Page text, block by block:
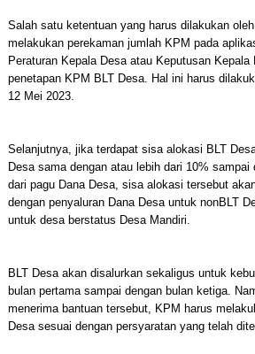
Salah satu ketentuan yang harus dilakukan
melakukan perekaman jumlah KPM pada
Peraturan Kepala Desa atau Keputusan Kepala
penetapan KPM BLT Desa. Hal ini harus
12 Mei 2023.
Selanjutnya, jika terdapat sisa alokasi BLT
Desa sama dengan atau lebih dari 10% sampai
dari pagu Dana Desa, sisa alokasi tersebut
dengan penyaluran Dana Desa untuk nonBLT
untuk desa berstatus Desa Mandiri.
BLT Desa akan disalurkan sekaligus untuk
bulan pertama sampai dengan bulan ketiga.
menerima bantuan tersebut, KPM harus
Desa sesuai dengan persyaratan yang telah